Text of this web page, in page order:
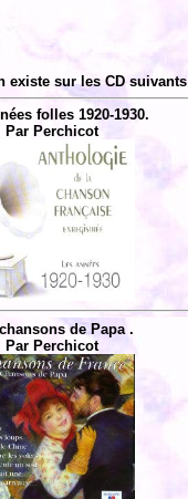
existe sur les CD
folles 1920-1930.
Par Perchicot
de Papa .
Par Perchicot